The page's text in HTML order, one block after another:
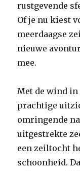
rustgevende
Of je nu kiest
meerdaagse
nieuwe
mee.
Met de wind in
prachtige
omringende
uitgestrekte
een zeiltocht
schoonheid.